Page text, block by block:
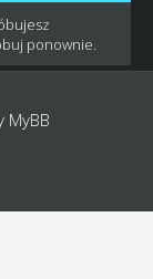
ponownie.
MyBB